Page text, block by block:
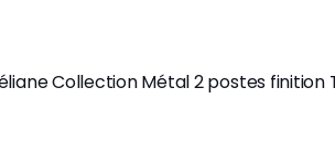
Collection Métal 2 postes